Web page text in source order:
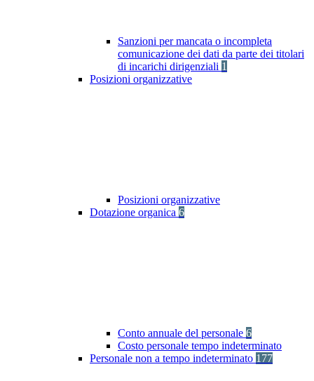
Sanzioni per mancata o incompleta
comunicazione dei dati da parte dei titolari
di incarichi dirigenziali 1
Posizioni organizzative
Posizioni organizzative
Dotazione organica 6
Conto annuale del personale 6
Costo personale tempo indeterminato
Personale non a tempo indeterminato 177